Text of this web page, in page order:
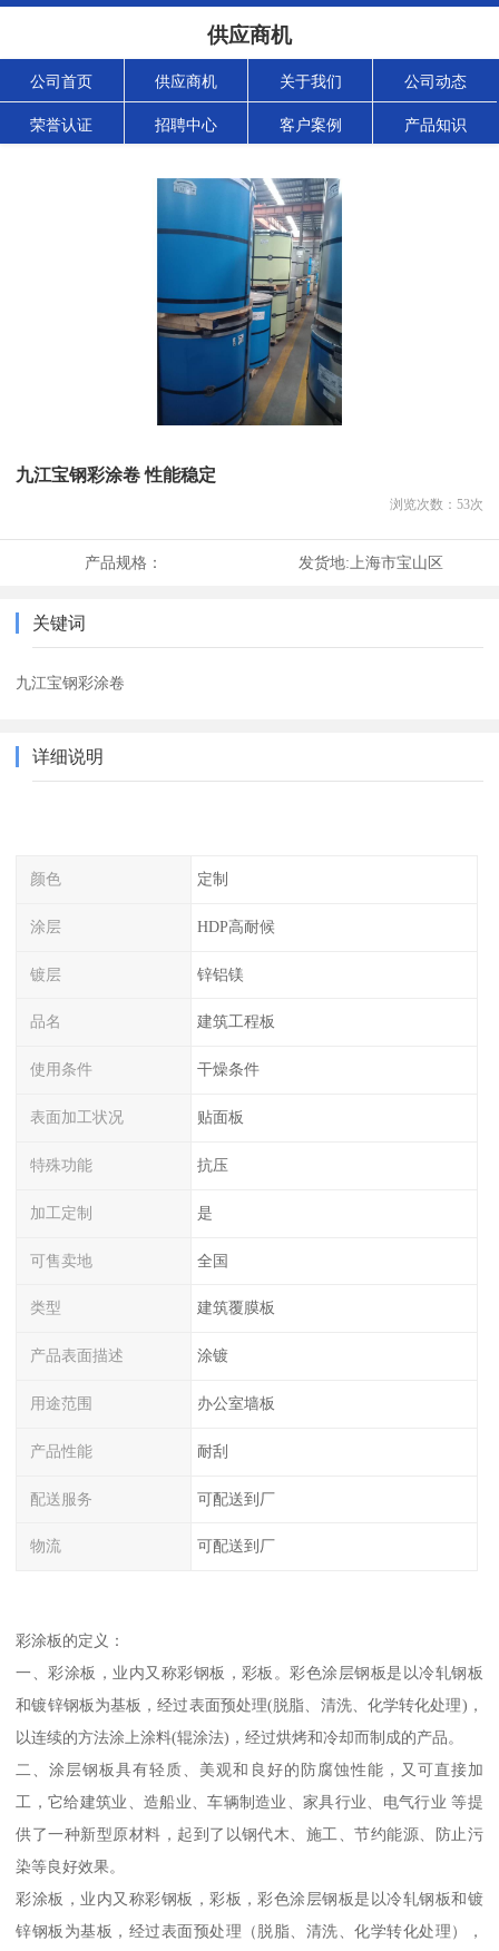
供应商机
公司首页 供应商机 关于我们 公司动态
荣誉认证 招聘中心 客户案例 产品知识
九江宝钢彩涂卷 性能稳定
浏览次数： 53次
产品规格： 发货地: 上海市宝山区
关键词
九江宝钢彩涂卷
详细说明
颜色 定制
涂层 HDP高耐候
镀层 锌铝镁
品名 建筑工程板
使用条件 干燥条件
表面加工状况 贴面板
特殊功能 抗压
加工定制 是
可售卖地 全国
类型 建筑覆膜板
产品表面描述 涂镀
用途范围 办公室墙板
产品性能 耐刮
配送服务 可配送到厂
物流 可配送到厂
彩涂板的定义：
一、彩涂板，业内又称彩钢板，彩板。彩色涂层钢板是以冷轧钢板
和镀锌钢板为基板，经过表面预处理(脱脂、清洗、化学转化处理)，
以连续的方法涂上涂料(辊涂法)，经过烘烤和冷却而制成的产品。
二、涂层钢板具有轻质、美观和良好的防腐蚀性能，又可直接加
工，它给建筑业、造船业、车辆制造业、家具行业、电气行业 等提
供了一种新型原材料，起到了以钢代木、施工、节约能源、防止污
染等良好效果。
彩涂板，业内又称彩钢板，彩板，彩色涂层钢板是以冷轧钢板和镀
锌钢板为基板，经过表面预处理（脱脂、清洗、化学转化处理），